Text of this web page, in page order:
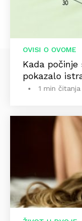
OVISI O OVOME
Kada
pokazalo
1 min čitanja